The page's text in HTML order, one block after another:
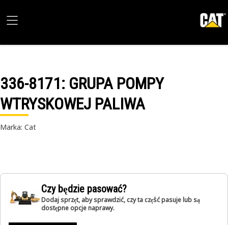
336-8171: GRUPA POMPY
WTRYSKOWEJ PALIWA
Marka: Cat
Czy będzie pasować?
Dodaj sprzęt, aby sprawdzić, czy ta część pasuje lub są
dostępne opcje naprawy.